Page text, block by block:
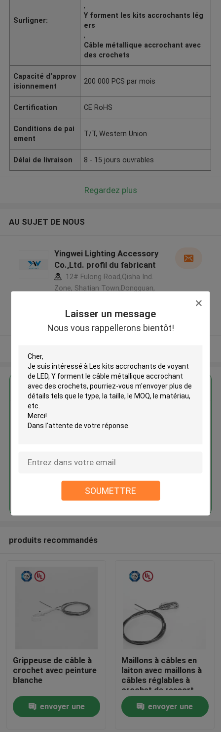
Laisser un message
Nous vous rappellerons bientôt!
SOUMETTRE
Maison
Des produits
Surligner:
,
Y forment les kits accrochants lég
ers
,
Câble métallique accrochant avec
des crochets
Capacité d'approv
isionnement
200 000 PCS par mois
Certification CE RoHS
Conditions de pai
ement
T/T, Western Union
Délai de livraison 8 - 15 jours ouvrables
Regardez plus
AU SUJET DE NOUS
Yingwei Lighting Accessory
Co.,Ltd. profil du fabricant
12# Fulong Road,Qisha Ind.
Zone, Shatian Town,Dongguan,
5.0
Fournisseur vérifié
de LED, Y forment le câble
Continuer
produits recommandés
Grippeuse de câble à
crochet avec peinture
blanche
envoyer une
Maillons à câbles en
laiton avec maillons à
câbles réglables à
crochet de ressort
auto-verrouillage
envoyer une